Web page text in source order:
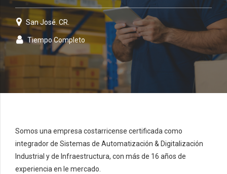
San José. CR.
Tiempo Completo
Somos una empresa costarricense certificada como
integrador de Sistemas de Automatización & Digitalización
Industrial y de Infraestructura, con más de 16 años de
experiencia en le mercado.